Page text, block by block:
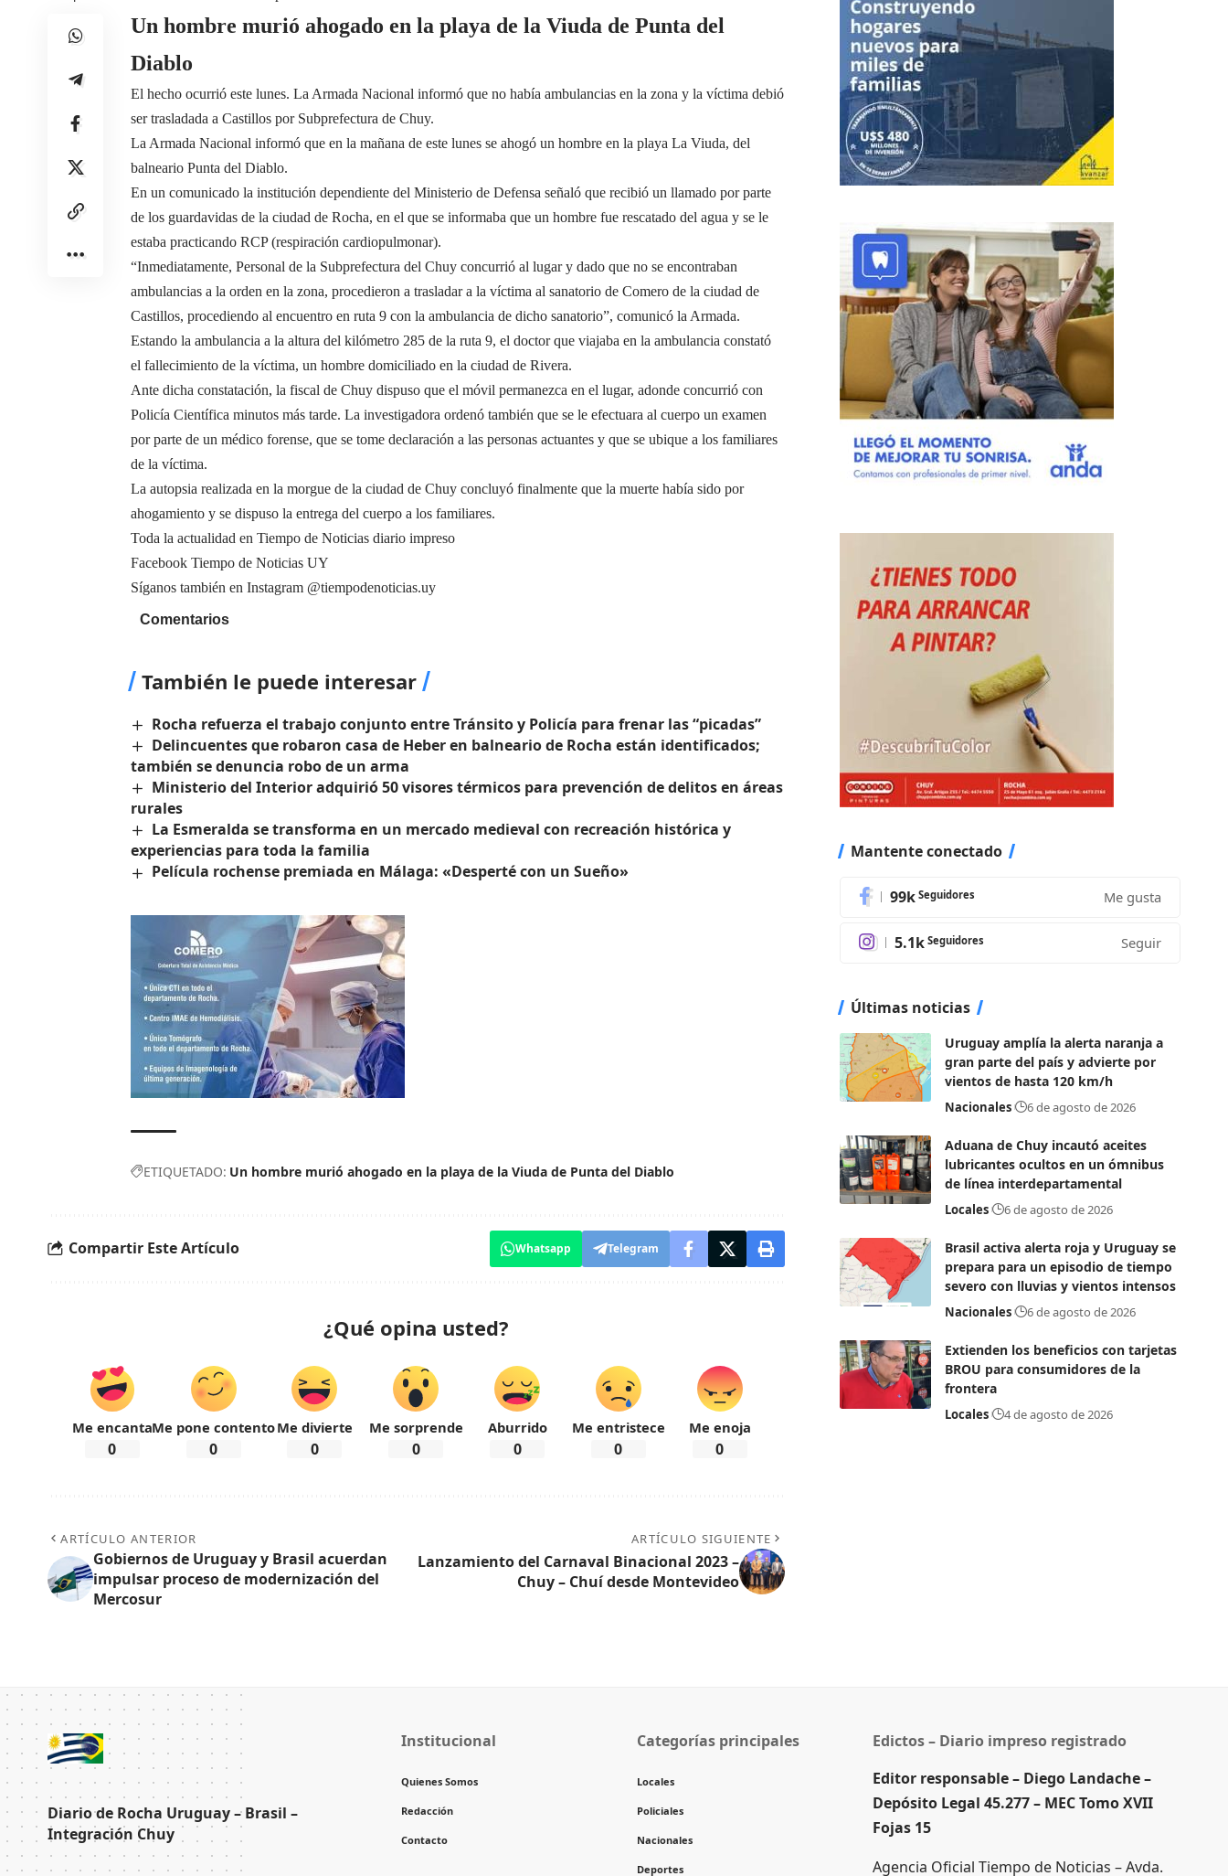
Un hombre murió ahogado en la playa de la Viuda de Punta del
Diablo
El hecho ocurrió este lunes. La Armada Nacional informó que no había ambulancias en la zona y la víctima debió
ser trasladada a Castillos por Subprefectura de Chuy.
La Armada Nacional informó que en la mañana de este lunes se ahogó un hombre en la playa La Viuda, del
balneario Punta del Diablo.
En un comunicado la institución dependiente del Ministerio de Defensa señaló que recibió un llamado por parte
de los guardavidas de la ciudad de Rocha, en el que se informaba que un hombre fue rescatado del agua y se le
estaba practicando RCP (respiración cardiopulmonar).
“Inmediatamente, Personal de la Subprefectura del Chuy concurrió al lugar y dado que no se encontraban
ambulancias a la orden en la zona, procedieron a trasladar a la víctima al sanatorio de Comero de la ciudad de
Castillos, procediendo al encuentro en ruta 9 con la ambulancia de dicho sanatorio”, comunicó la Armada.
Estando la ambulancia a la altura del kilómetro 285 de la ruta 9, el doctor que viajaba en la ambulancia constató
el fallecimiento de la víctima, un hombre domiciliado en la ciudad de Rivera.
Ante dicha constatación, la fiscal de Chuy dispuso que el móvil permanezca en el lugar, adonde concurrió con
Policía Científica minutos más tarde. La investigadora ordenó también que se le efectuara al cuerpo un examen
por parte de un médico forense, que se tome declaración a las personas actuantes y que se ubique a los familiares
de la víctima.
La autopsia realizada en la morgue de la ciudad de Chuy concluyó finalmente que la muerte había sido por
ahogamiento y se dispuso la entrega del cuerpo a los familiares.
Toda la actualidad en Tiempo de Noticias diario impreso
Facebook Tiempo de Noticias UY
Síganos también en Instagram @tiempodenoticias.uy
Comentarios
También le puede interesar
Rocha refuerza el trabajo conjunto entre Tránsito y Policía para frenar las “picadas”
Delincuentes que robaron casa de Heber en balneario de Rocha están identificados;
también se denuncia robo de un arma
Ministerio del Interior adquirió 50 visores térmicos para prevención de delitos en áreas
rurales
La Esmeralda se transforma en un mercado medieval con recreación histórica y
experiencias para toda la familia
Película rochense premiada en Málaga: «Desperté con un Sueño»
ETIQUETADO: Un hombre murió ahogado en la playa de la Viuda de Punta del Diablo
Compartir Este Artículo Whatsapp Telegram
¿Qué opina usted?
Me encanta
0
Me pone contento
0
Me divierte
0
Me sorprende
0
Aburrido
0
Me entristece
0
Me enoja
0
ARTÍCULO ANTERIOR
Gobiernos de Uruguay y Brasil acuerdan
impulsar proceso de modernización del
Mercosur
ARTÍCULO SIGUIENTE
Lanzamiento del Carnaval Binacional 2023 –
Chuy – Chuí desde Montevideo
Mantente conectado
99k Seguidores Me gusta
5.1k Seguidores Seguir
Últimas noticias
Uruguay amplía la alerta naranja a
gran parte del país y advierte por
vientos de hasta 120 km/h
Nacionales 6 de agosto de 2026
Aduana de Chuy incautó aceites
lubricantes ocultos en un ómnibus
de línea interdepartamental
Locales 6 de agosto de 2026
Brasil activa alerta roja y Uruguay se
prepara para un episodio de tiempo
severo con lluvias y vientos intensos
Nacionales 6 de agosto de 2026
Extienden los beneficios con tarjetas
BROU para consumidores de la
frontera
Locales 4 de agosto de 2026
Diario de Rocha Uruguay – Brasil –
Integración Chuy
Institucional
Quienes Somos
Redacción
Contacto
Categorías principales
Locales
Policiales
Nacionales
Deportes
Edictos – Diario impreso registrado
Editor responsable – Diego Landache –
Depósito Legal 45.277 – MEC Tomo XVII
Fojas 15
Agencia Oficial Tiempo de Noticias – Avda.